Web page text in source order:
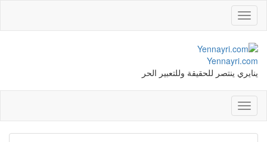
Toggle
navigation
Yennayri.com
ينايري ينتصر للحقيقة وللتعبير الحر
Toggle
navigation